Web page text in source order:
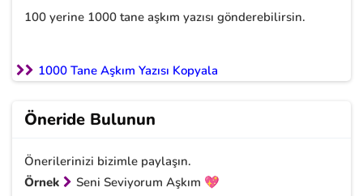
100 yerine 1000 tane aşkım yazısı gönderebilirsin.
1000 Tane Aşkım Yazısı Kopyala
Öneride Bulunun
Önerilerinizi bizimle paylaşın.
Örnek
Seni Seviyorum Aşkım 💖